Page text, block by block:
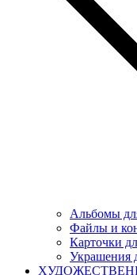
Альбомы
Файлы и
Карточки
Украшения